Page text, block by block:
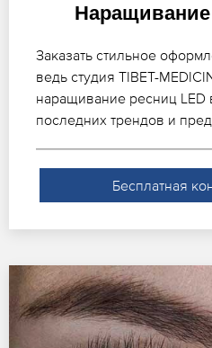
Заказать стильное
ведь студия TIBET-
наращивание ресниц LED
последних трендов и
Бесплатная